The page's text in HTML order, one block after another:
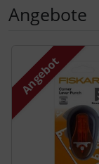
Angebote
Es folgt ein
Angebot